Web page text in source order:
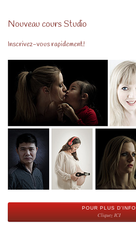
Nouveau cours Studio
Inscrivez-vous rapidement!
POUR PLUS D'INFO
Cliquez ICI